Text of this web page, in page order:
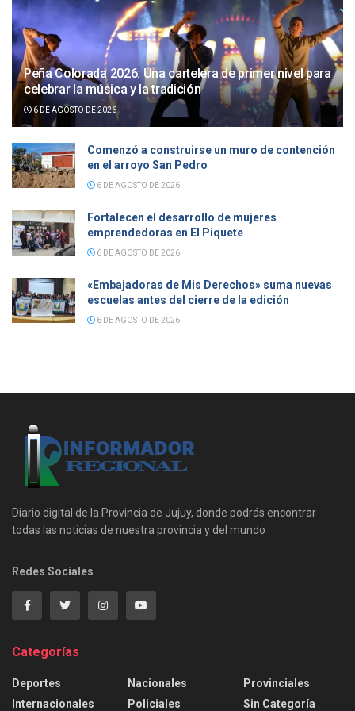
Peña Colorada 2026: Una cartelera de primer nivel para
celebrar la música y la tradición
6 DE AGOSTO DE 2026
Comenzó a construirse un muro de contención
en el arroyo San Pedro
6 DE AGOSTO DE 2026
Fortalecen el desarrollo de mujeres
emprendedoras en El Piquete
6 DE AGOSTO DE 2026
«Embajadoras de Mis Derechos» suma nuevas
escuelas antes del cierre de la edición
6 DE AGOSTO DE 2026
Diario digital de la Provincia de Jujuy, donde podrás encontrar
todas las noticias de nuestra provincia y del mundo
Redes Sociales
Categorías
Deportes
Internacionales
Nacionales
Policiales
Provinciales
Sin Categoría